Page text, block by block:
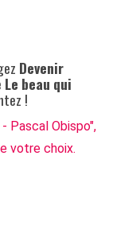
Devenir
Le beau qui
!
Pascal Obispo",
votre choix.